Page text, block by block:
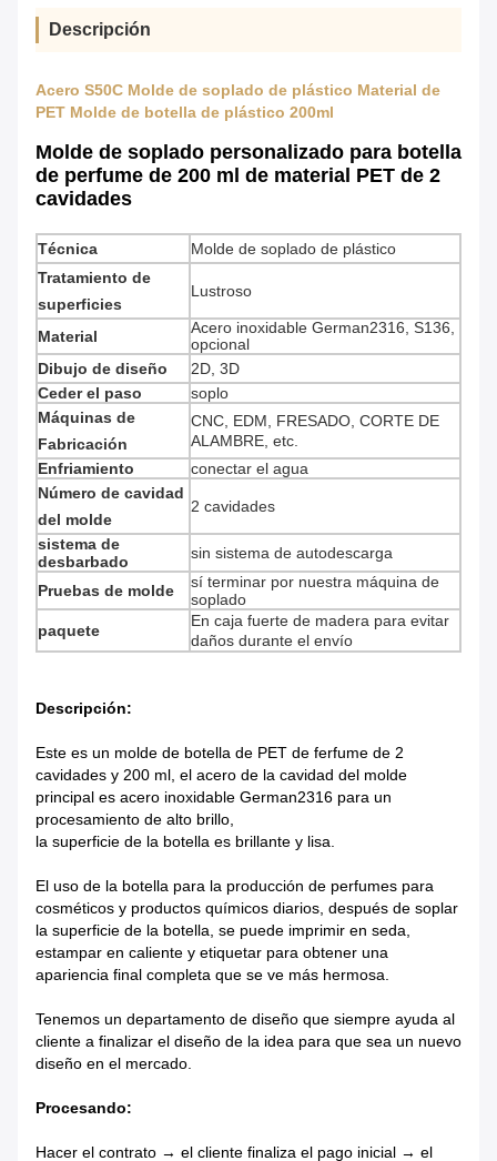
Descripción
Acero S50C Molde de soplado de plástico Material de
PET Molde de botella de plástico 200ml
Molde de soplado personalizado para botella
de perfume de 200 ml de material PET de 2
cavidades
Técnica
Molde de soplado de plástico
Tratamiento de
superficies
Lustroso
Material
Acero inoxidable German2316, S136,
opcional
Dibujo de diseño
2D, 3D
Ceder el paso
soplo
Máquinas de
Fabricación
CNC, EDM, FRESADO, CORTE DE
ALAMBRE, etc.
Enfriamiento
conectar el agua
Número de cavidad
del molde
2 cavidades
sistema de
desbarbado
sin sistema de autodescarga
Pruebas de molde
sí terminar por nuestra máquina de
soplado
paquete
En caja fuerte de madera para evitar
daños durante el envío
Descripción:
Este es un molde de botella de PET de ferfume de 2
cavidades y 200 ml, el acero de la cavidad del molde
principal es acero inoxidable German2316 para un
procesamiento de alto brillo,
la superficie de la botella es brillante y lisa.
El uso de la botella para la producción de perfumes para
cosméticos y productos químicos diarios, después de soplar
la superficie de la botella, se puede imprimir en seda,
estampar en caliente y etiquetar para obtener una
apariencia final completa que se ve más hermosa.
Tenemos un departamento de diseño que siempre ayuda al
cliente a finalizar el diseño de la idea para que sea un nuevo
diseño en el mercado.
Procesando:
Hacer el contrato → el cliente finaliza el pago inicial → el